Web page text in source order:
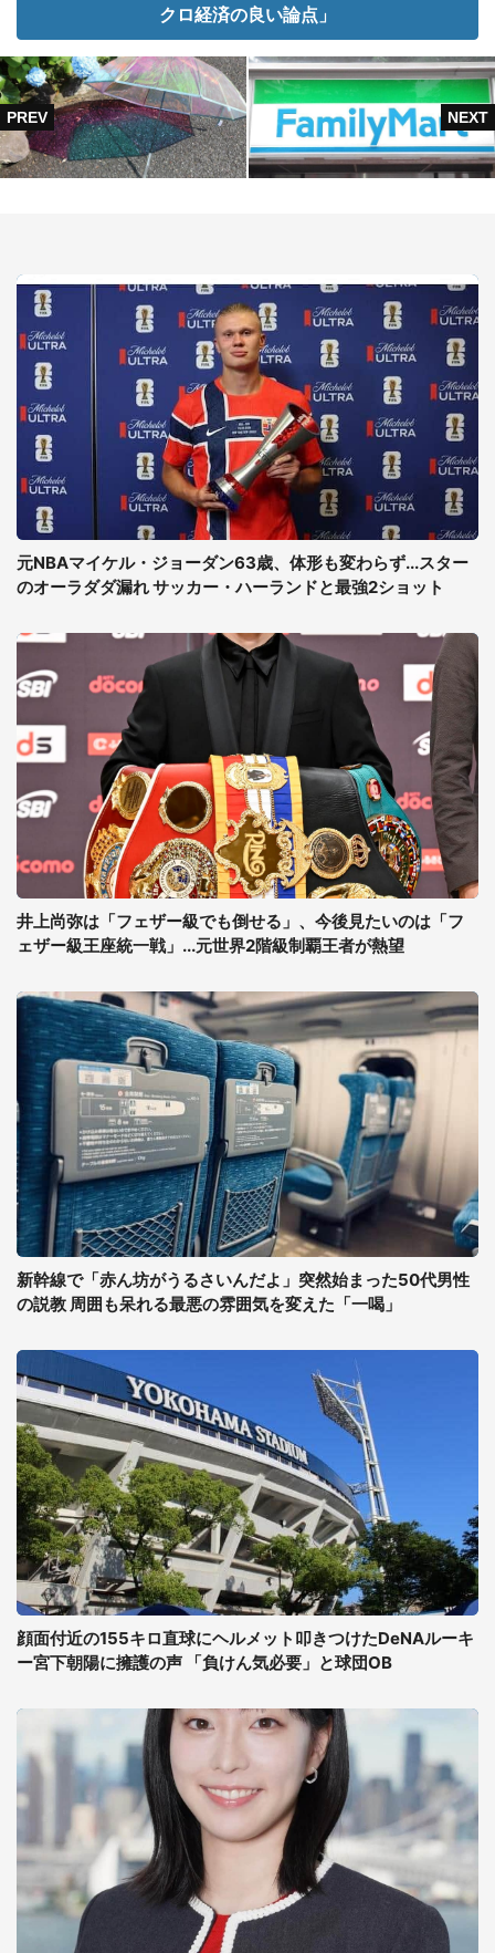
クロ経済の良い論点」
元NBAマイケル・ジョーダン63歳、体形も変わらず...スター
のオーラダダ漏れ サッカー・ハーランドと最強2ショット
井上尚弥は「フェザー級でも倒せる」、今後見たいのは「フ
ェザー級王座統一戦」...元世界2階級制覇王者が熱望
新幹線で「赤ん坊がうるさいんだよ」突然始まった50代男性
の説教 周囲も呆れる最悪の雰囲気を変えた「一喝」
顔面付近の155キロ直球にヘルメット叩きつけたDeNAルーキ
ー宮下朝陽に擁護の声 「負けん気必要」と球団OB